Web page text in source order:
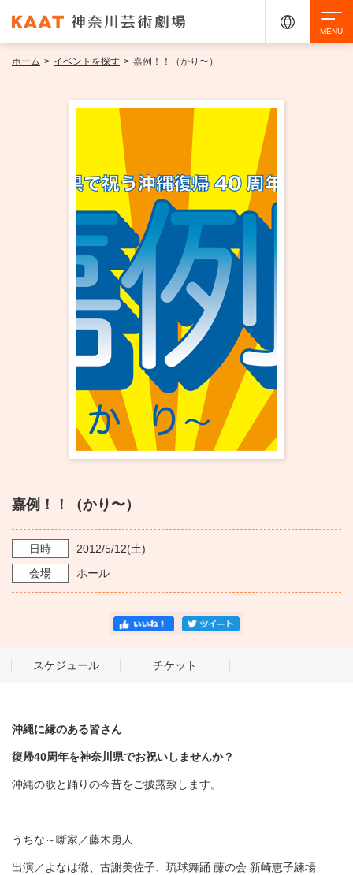
・ イベント一覧
・ イベントカレンダー
ご来場案内
・ 館内サービス・アクセシビリティ
・ フロアマップ
・ レストラン/カフェ
・ 交通案内
・ よくある質問
施設を借りる
・ ミッション
・ 施設概要
・ フロアマップ
・ レストラン/カフェ
KAAT 神奈川芸術劇場
ホーム > イベントを探す > 嘉例！！（かり〜）
嘉例！！（かり〜）
日時 2012/5/12(土)
会場
ホール
スケジュール チケット
沖縄に縁のある皆さん
復帰40周年を神奈川県でお祝いしませんか？
沖縄の歌と踊りの今昔をご披露致します。
うちな～噺家／藤木勇人
出演／よなは徹、古謝美佐子、琉球舞踊 藤の会 新崎恵子練場